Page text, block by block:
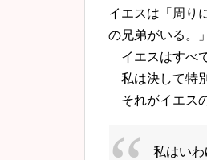
イエスは「周り
の兄弟がいる。
イエスはすべ
私は決して特
それがイエス
私はい